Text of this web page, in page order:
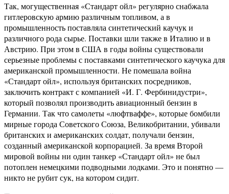
Так, могущественная «Стандарт ойл» регулярно снабжала
гитлеровскую армию различным топливом, а в
промышленность поставляла синтетический каучук и
различного рода сырье. Поставки шли также в Италию и в
Австрию. При этом в США в годы войны существовали
серьезные проблемы с поставками синтетического каучука для
американской промышленности. Не помешала война
«Стандарт ойл», используя британских посредников,
заключить контракт с компанией «И. Г. Фербинидустри»,
который позволял производить авиационный бензин в
Германии. Так что самолеты «люфтваффе», которые бомбили
мирные города Советского Союза, Великобритании, убивали
британских и американских солдат, получали бензин,
созданный американской корпорацией. За время Второй
мировой войны ни один танкер «Стандарт ойл» не был
потоплен немецкими подводными лодками. Это и понятно —
никто не рубит сук, на котором сидит.